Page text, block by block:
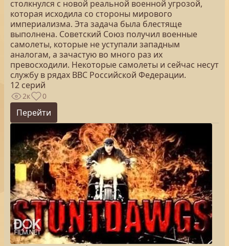
столкнулся с новой реальной военной угрозой,
которая исходила со стороны мирового
империализма. Эта задача была блестяще
выполнена. Советский Союз получил военные
самолеты, которые не уступали западным
аналогам, а зачастую во много раз их
превосходили. Некоторые самолеты и сейчас несут
службу в рядах ВВС Российской Федерации.
12 серий
2к 0
Перейти